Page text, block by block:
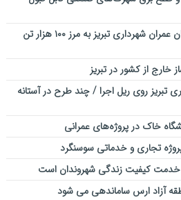
تولید کارخانجات آسفالت سازمان عمران شهرداری تبریز به مرز ۱۰۰ هزار تن
از کشور در تبریز
تبریز روی ریل اجرا / چند طرح در آستانه
خاک در پروژه‌های عمرانی
تجاری و خدماتی سوسنگرد
خدمت کیفیت زندگی شهروندان است
آزاد ارس ساماندهی می شود